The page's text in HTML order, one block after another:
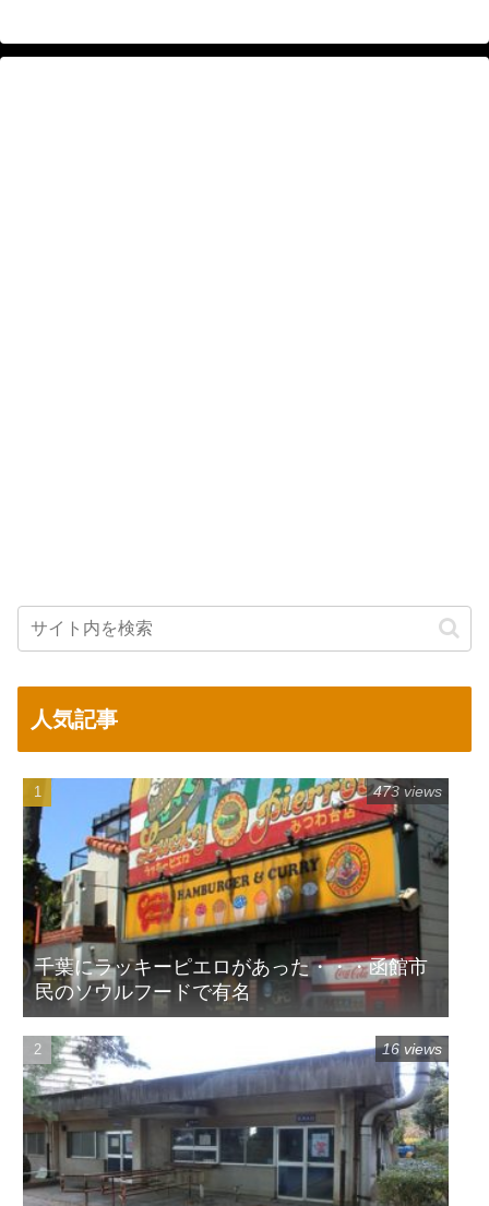
人気記事
千葉にラッキーピエロがあった・・・函館市
民のソウルフードで有名
473 views
16 views